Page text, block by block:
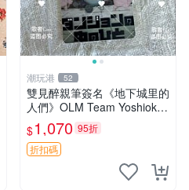
潮玩港 52
雙見醉親筆簽名《地下城里的
人們》OLM Team Yoshioka
親簽照 限量珍藏 3寸照片 收
藏佳品 地下城 OLML Yoshio
ka
$1,070 95折
折扣碼